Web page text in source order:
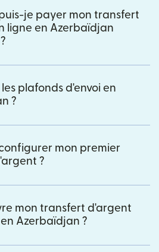
je payer mon transfert
ligne en Azerbaïdjan
plafonds d'envoi en
?
mon premier
?
mon transfert d'argent
Azerbaïdjan ?